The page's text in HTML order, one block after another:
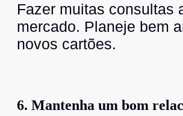
Fazer muitas consultas
mercado. Planeje bem
novos cartões.
6. Mantenha um bom